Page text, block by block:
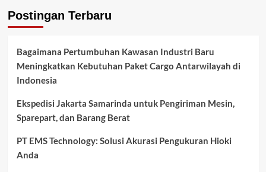
Postingan Terbaru
Bagaimana Pertumbuhan Kawasan Industri Baru
Meningkatkan Kebutuhan Paket Cargo Antarwilayah di
Indonesia
Ekspedisi Jakarta Samarinda untuk Pengiriman Mesin,
Sparepart, dan Barang Berat
PT EMS Technology: Solusi Akurasi Pengukuran Hioki
Anda